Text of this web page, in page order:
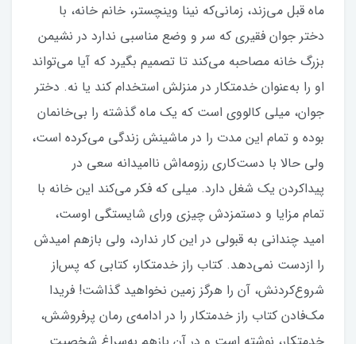
ماه قبل می‌زند، زمانی‌که نینا وینچستر، خانم خانه، با
دختر جوان فقیری که سر و وضع مناسبی ندارد در نشیمن
بزرگ خانه مصاحبه می‌کند تا تصمیم بگیرد که آیا می‌تواند
او را به‌عنوان خدمتکار در منزلش استخدام کند یا نه. دختر
جوان، میلی کالووی است که یک ماه گذشته را بی‌خانمان
بوده و تمام این مدت را در ماشینش زندگی می‌کرده است،
ولی حالا با دست‌کاری رزومه‌اش ناامیدانه سعی در
پیداکردن یک شغل دارد. میلی که فکر می‌کند این خانه با
تمام مزایا و دستمزدش چیزی ورای شایستگی اوست،
امید چندانی به قبولی در این کار ندارد، ولی بازهم امیدش
را ازدست نمی‌دهد. کتاب راز خدمتکار، کتابی که پس‌از
شروع‌کردنش، آن را هرگز زمین نخواهید گذاشت! فریدا
مک‌فادن کتاب راز خدمتکار را در ادامه‌ی رمان پرفروشش،